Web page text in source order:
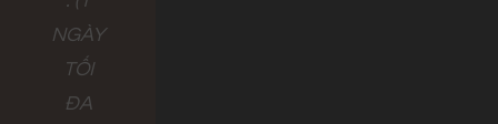
NGÀY
TỐI
ĐA